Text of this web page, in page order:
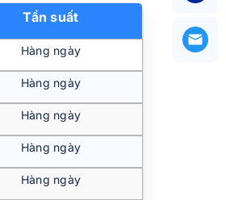
Tần suất
Hàng ngày
Hàng ngày
Hàng ngày
Hàng ngày
Hàng ngày